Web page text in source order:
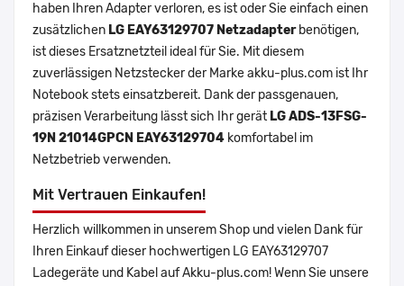
haben Ihren Adapter verloren, es ist oder Sie einfach einen
zusätzlichen LG EAY63129707 Netzadapterbenötigen,
ist dieses Ersatznetzteil ideal für Sie. Mit diesem
zuverlässigen Netzstecker der Marke akku-plus.com ist Ihr
Notebook stets einsatzbereit. Dank der passgenauen,
präzisen Verarbeitung lässt sich Ihr gerät LG ADS-13FSG-
19N 21014GPCN EAY63129704 komfortabel im
Netzbetrieb verwenden.
Mit Vertrauen Einkaufen!
Herzlich willkommen in unserem Shop und vielen Dank für
Ihren Einkauf dieser hochwertigen LG EAY63129707
Ladegeräte und Kabel auf Akku-plus.com! Wenn Sie unsere